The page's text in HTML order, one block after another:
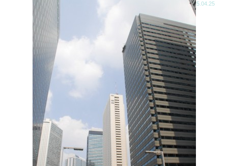
2025.04.25